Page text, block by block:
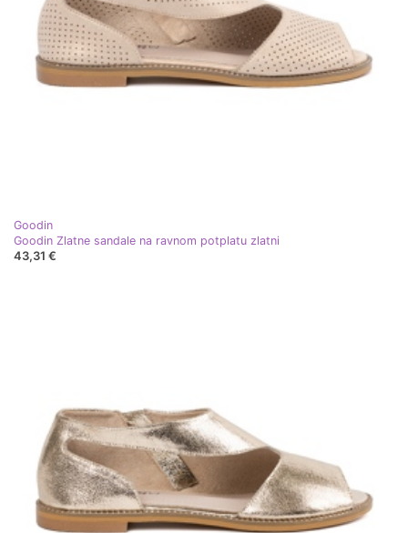
Goodin
Goodin Zlatne sandale na ravnom potplatu zlatni
43,31 €